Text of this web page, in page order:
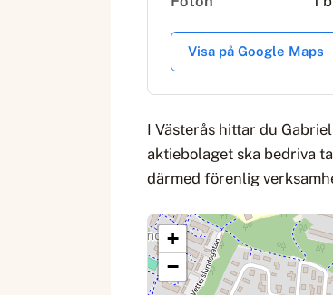
Visa på Google Maps
I Västerås hittar du
aktiebolaget ska bedriva
därmed förenlig
+
−